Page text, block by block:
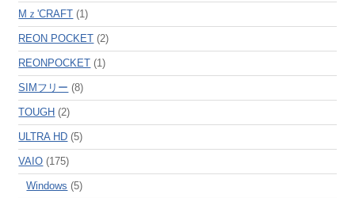
Mｚ'CRAFT (1)
REON POCKET (2)
REONPOCKET (1)
SIMフリー (8)
TOUGH (2)
ULTRA HD (5)
VAIO (175)
Windows (5)